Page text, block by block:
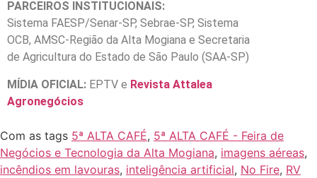
PARCEIROS INSTITUCIONAIS:
Sistema FAESP/Senar-SP, Sebrae-SP, Sistema
OCB, AMSC-Região da Alta Mogiana e Secretaria
de Agricultura do Estado de São Paulo (SAA-SP)
MÍDIA OFICIAL: EPTV e Revista Attalea
Agronegócios
Com as tags 5ª ALTA CAFÉ, 5ª ALTA CAFÉ - Feira de
Negócios e Tecnologia da Alta Mogiana, imagens aéreas,
incêndios em lavouras, inteligência artificial, No Fire, RV